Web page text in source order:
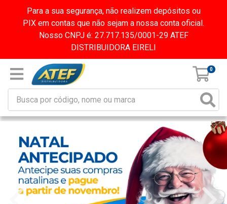
Para a sua segurança, não realizem depósitos ou
PIX em contas que não sejam a nossa conta oficial.
Nosso CNPJ é: 27.717.135/0001-29 ATEF
DISTRIBUIDORA EIRELI
0